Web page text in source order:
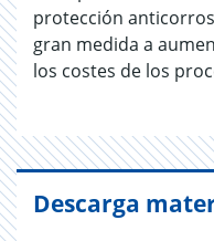
protección
gran medida a
los costes de los
Descarga